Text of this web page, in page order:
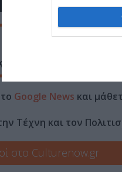
τη New Star
Google News και
Τέχνη και τον
στο Culturenow.gr